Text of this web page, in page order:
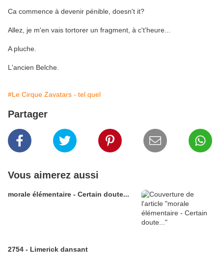
Ca commence à devenir pénible, doesn't it?
Allez, je m'en vais tortorer un fragment, à c't'heure...
A pluche.
L'ancien Belche.
#Le Cirque Zavatars - tel quel
Partager
Vous aimerez aussi
morale élémentaire - Certain doute...
2754 - Limerick dansant